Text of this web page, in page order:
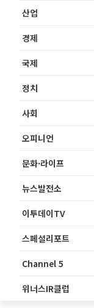
산업
경제
국제
정치
사회
오피니언
문화·라이프
뉴스발전소
이투데이TV
스페셜리포트
Channel 5
위너스IR클럽